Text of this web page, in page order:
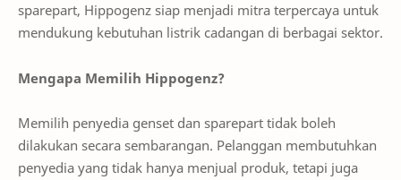
sparepart, Hippogenz siap menjadi mitra terpercaya untuk
mendukung kebutuhan listrik cadangan di berbagai sektor.
Mengapa Memilih Hippogenz?
Memilih penyedia genset dan sparepart tidak boleh
dilakukan secara sembarangan. Pelanggan membutuhkan
penyedia yang tidak hanya menjual produk, tetapi juga